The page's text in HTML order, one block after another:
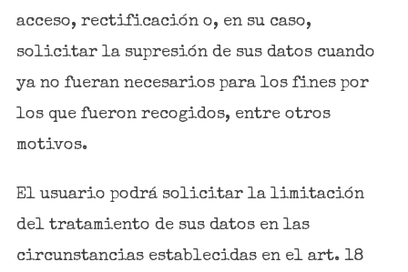
acceso, rectificación o, en su caso,
solicitar la supresión de sus datos cuando
ya no fueran necesarios para los fines por
los que fueron recogidos, entre otros
motivos.
El usuario podrá solicitar la limitación
del tratamiento de sus datos en las
circunstancias establecidas en el art. 18